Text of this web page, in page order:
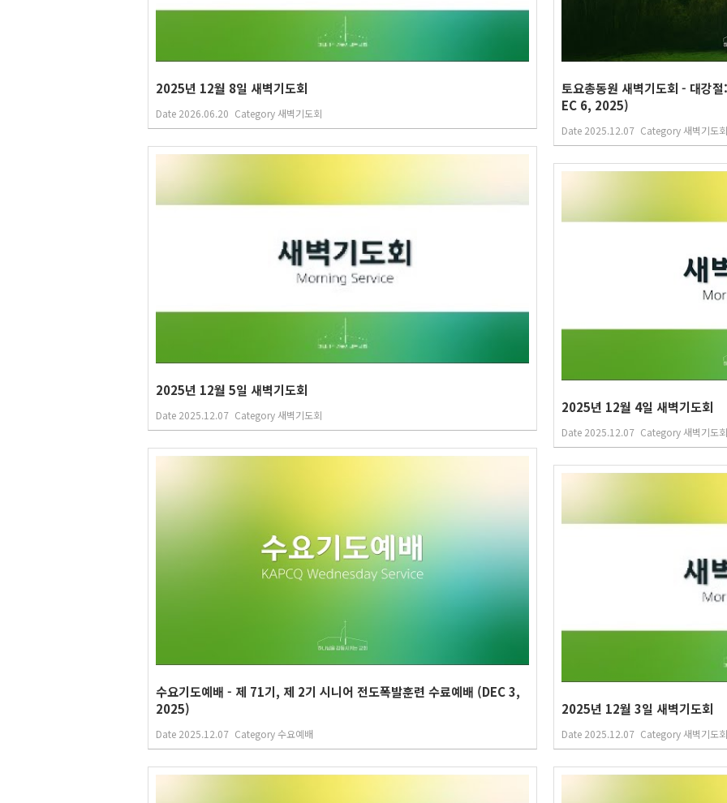
2025년 12월 8일 새벽기도회
Date 2026.06.20 Category새벽기도회
토요총동원 새벽기도회 - 대강
EC 6, 2025)
Date 2025.12.07 Category새벽기도회
2025년 12월 5일 새벽기도회
Date 2025.12.07 Category새벽기도회 2025년 12월 4일 새벽기도회
Date 2025.12.07 Category새벽기도회
수요기도예배 - 제 71기, 제 2기 시니어 전도폭발훈련 수료예배 (DEC 3,
2025)
Date 2025.12.07 Category수요예배
2025년 12월 3일 새벽기도회
Date 2025.12.07 Category새벽기도회